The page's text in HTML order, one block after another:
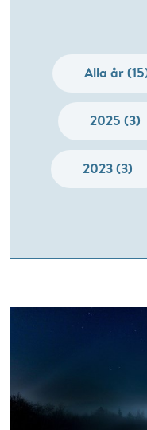
Alla år
2025 (3)
2023 (3)